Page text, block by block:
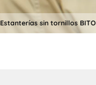
Estanterías sin tornillos BITO